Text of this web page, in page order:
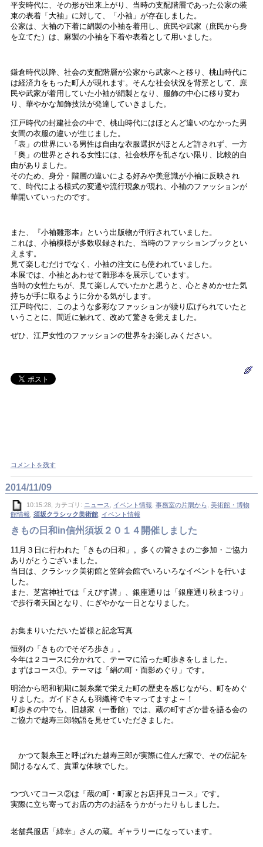
平安時代に、その形が出来上がり、当時の支配階層であった公家の装
束の表着「大袖」に対して、「小袖」が存在しました。
公家は、大袖の下着に絹製の小袖を着用し、庶民や武家（庶民から身
を立てた）は、麻製の小袖を下着や表着として用いました。
鎌倉時代以降、社会の支配階層が公家から武家へと移り、桃山時代に
は経済力をもった町人が現れます。そんな社会状況を背景として、庶
民や武家が着用していた小袖が絹製となり、服飾の中心に移り変わ
り、華やかな加飾技法が発達していきました。
江戸時代の封建社会の中で、桃山時代にはほとんど違いのなかった男
女間の衣服の違いが生じました。
「表」の世界にいる男性は自由な衣服選択がほとんど許されず、一方
「奥」の世界とされる女性には、社会秩序を乱さない限り、比較的自
由がありました。
そのため、身分・階層の違いによる好みや美意識が小袖に反映され
て、時代による様式の変遷や流行現象が現れ、小袖のファッションが
華開いていったのです。
また、『小袖雛形本』という出版物が刊行されていました。
これは、小袖模様が多数収録された、当時のファッションブックとい
えます。
見て楽しむだけでなく、小袖の注文にも使われていました。
本展では、小袖とあわせて雛形本を展示しています。
当時の女性たちが、見て楽しんでいたかと思うと、心ときめかせた気
持ちが手に取るように分かる気がします。
江戸時代に、このような多彩なファッションが繰り広げられていたと
いうことに、間近に触れて、改めて驚きを覚えました。
ぜひ、江戸女性のファッションの世界をお楽しみください。
コメントを残す
2014/11/09
10:15:28, カテゴリ: ニュース イベント情報 事務室の片隅から 美術館・博物
館情報 須坂クラシック美術館, イベント情報
きもの日和in信州須坂２０１４開催しました
11月３日に行われた「きもの日和」。多くの皆さまのご参加・ご協力
ありがとうございました。
当日は、クラシック美術館と笠鉾会館でいろいろなイベントを行いま
した。
また、芝宮神社では「えびす講」、銀座通りは「銀座通り秋まつり」
で歩行者天国となり、にぎやかな一日となりました。
お集まりいただいた皆様と記念写真
恒例の「きものでそぞろ歩き」。
今年は２コースに分かれて、テーマに沿った町歩きをしました。
まずはコース①。テーマは「絹の町・面影めぐり」です。
明治から昭和初期に製糸業で栄えた町の歴史を感じながら、町をめぐ
りました。ガイドさんも羽織袴でキマってますよ～！
町歩きの中でも、旧越家（一番館）では、蔵の町すざか昔を語る会の
ご協力で越寿三郎物語を見せていただきました。
かつて製糸王と呼ばれた越寿三郎が実際に住んだ家で、その伝記を
聞けるなんて、貴重な体験でした。
つづいてコース②は「蔵の町・町家とお店拝見コース」です。
実際に立ち寄ってお店の方のお話をうかがったりもしました。
老舗呉服店「綿幸」さんの蔵。ギャラリーになっています。